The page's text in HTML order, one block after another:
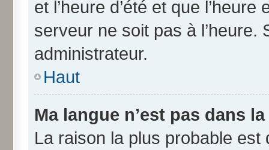
et l’heure d’été et que
serveur ne soit pas à l’heure.
administrateur.
Haut
Ma langue n’est pas dans
La raison la plus probable est